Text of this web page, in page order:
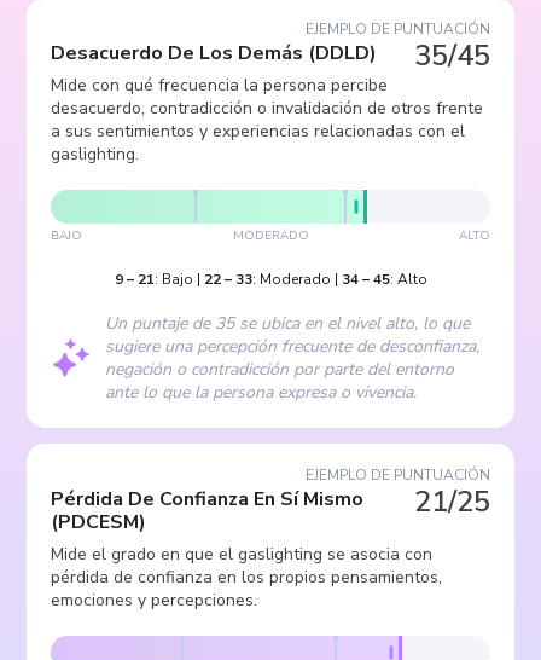
EJEMPLO DE PUNTUACIÓN
35/45
Desacuerdo De Los Demás (DDLD)
Mide con qué frecuencia la persona percibe
desacuerdo, contradicción o invalidación de otros frente
a sus sentimientos y experiencias relacionadas con el
gaslighting.
BAJO MODERADO ALTO
9– 21: Bajo | 22– 33: Moderado | 34–45: Alto
Un puntaje de 35 se ubica en el nivel alto, lo que
sugiere una percepción frecuente de desconfianza,
negación o contradicción por parte del entorno
ante lo que la persona expresa o vivencia.
EJEMPLO DE PUNTUACIÓN
21/25
Pérdida De Confianza En Sí Mismo
(PDCESM)
Mide el grado en que el gaslighting se asocia con
pérdida de confianza en los propios pensamientos,
emociones y percepciones.